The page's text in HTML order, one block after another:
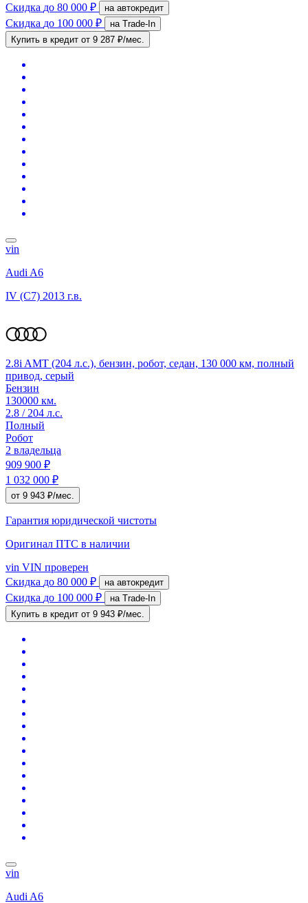
Скидка до 80 000 ₽ на автокредит
Скидка до 100 000 ₽
на Trade-In
Купить в кредит от 9 287 ₽/мес.
vin
Audi A6
IV (C7) 2013 г.в.
2.8i AMT (204 л.с.), бензин, робот, седан, 130 000 км, полный
привод, серый
Бензин
130000 км.
2.8 / 204 л.с.
Полный
Робот
2 владельца
909 900 ₽
1 032 000 ₽
от 9 943 ₽/мес.
Гарантия юридической чистоты
Оригинал ПТС в наличии
vin VIN проверен
Скидка до 80 000 ₽ на автокредит
Скидка до 100 000 ₽
на Trade-In
Купить в кредит от 9 943 ₽/мес.
vin
Audi A6